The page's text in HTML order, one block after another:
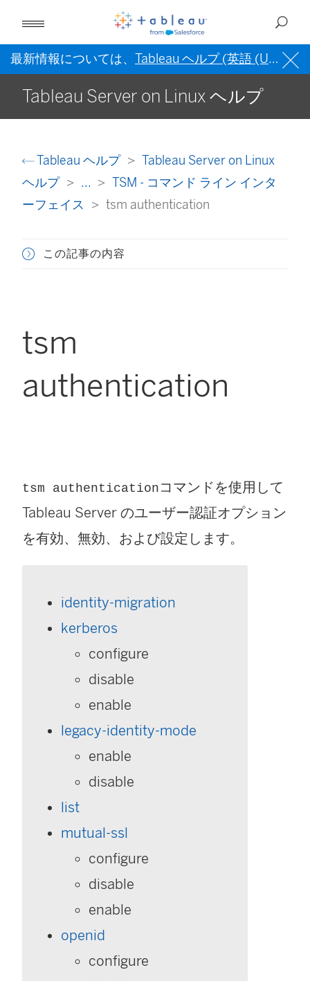
最新情報については、 Tableau ヘルプ (英語 (US)) を
Tableau Server on Linux ヘルプ
Tableau ヘルプ
Tableau Server on Linux
ヘルプ
...
TSM - コマンド ライン インタ
ーフェイス
tsm authentication
この記事の内容
tsm
authentication
tsm authentication コマンドを使用して
Tableau Server のユーザー認証オプション
を有効、無効、および設定します。
identity-migration
kerberos
configure
disable
enable
legacy-identity-mode
enable
disable
list
mutual-ssl
configure
disable
enable
openid
configure